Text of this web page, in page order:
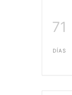
71
DÍAS